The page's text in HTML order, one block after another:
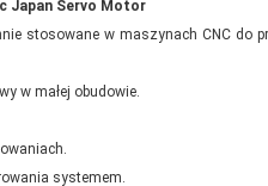
Japan Servo Motor
stosowane w maszynach CNC do
w małej obudowie.
systemem.